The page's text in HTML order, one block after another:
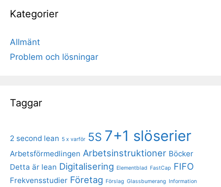
Kategorier
Allmänt
Problem och lösningar
Taggar
2 second lean 5 x varför 5S 7+1 slöserier
Arbetsförmedlingen Arbetsinstruktioner Böcker
Detta är lean Digitalisering Elementblad FastCap FIFO
Frekvensstudier Företag Förslag Glassbumerang Information